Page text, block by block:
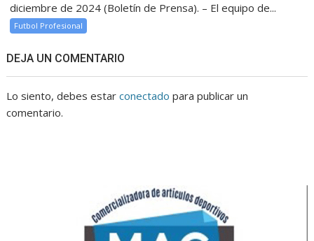
diciembre de 2024 (Boletín de Prensa). – El equipo de...
Futbol Profesional
DEJA UN COMENTARIO
Lo siento, debes estarconectado para publicar un
comentario.